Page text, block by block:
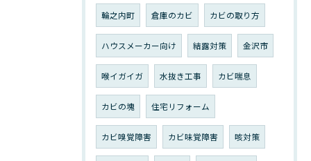
輪之内町 倉庫のカビ カビの取り方
ハウスメーカー向け 結露対策 金沢市
喉イガイガ 水抜き工事 カビ喘息
カビの塊 住宅リフォーム
カビ嗅覚障害 カビ味覚障害 咳対策